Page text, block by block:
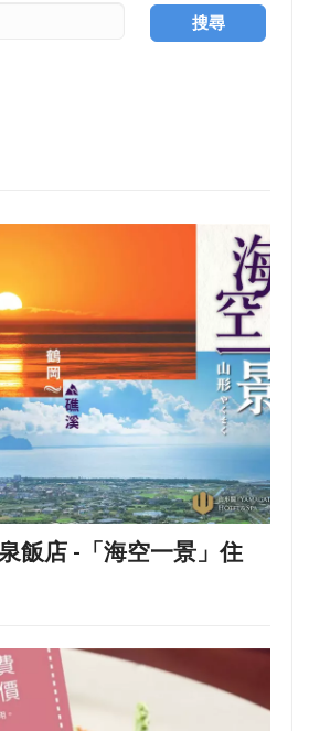
搜尋
飯店 -「海空一景」住